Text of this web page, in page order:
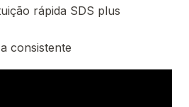
rápida SDS plus
consistente